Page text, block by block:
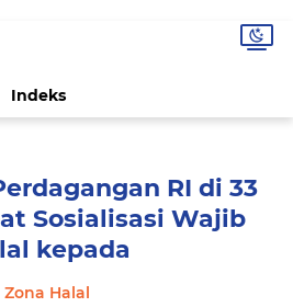
Indeks
RI di 33
Sosialisasi Wajib
kepada
Zona Halal